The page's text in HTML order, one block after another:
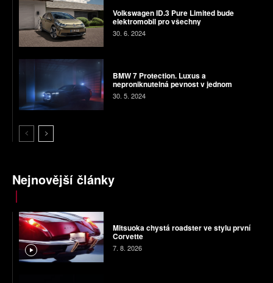
Volkswagen ID.3 Pure Limited bude
elektromobil pro všechny
30. 6. 2024
BMW 7 Protection. Luxus a
neproniknutelná pevnost v jednom
30. 5. 2024
Nejnovější články
Mitsuoka chystá roadster ve stylu první
Corvette
7. 8. 2026